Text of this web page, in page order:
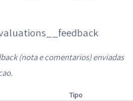
(nota e comentarios) enviadas
Tipo